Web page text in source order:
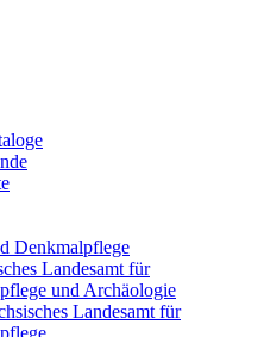
Denkmalpflege
Landesamt für
und Archäologie
Landesamt für